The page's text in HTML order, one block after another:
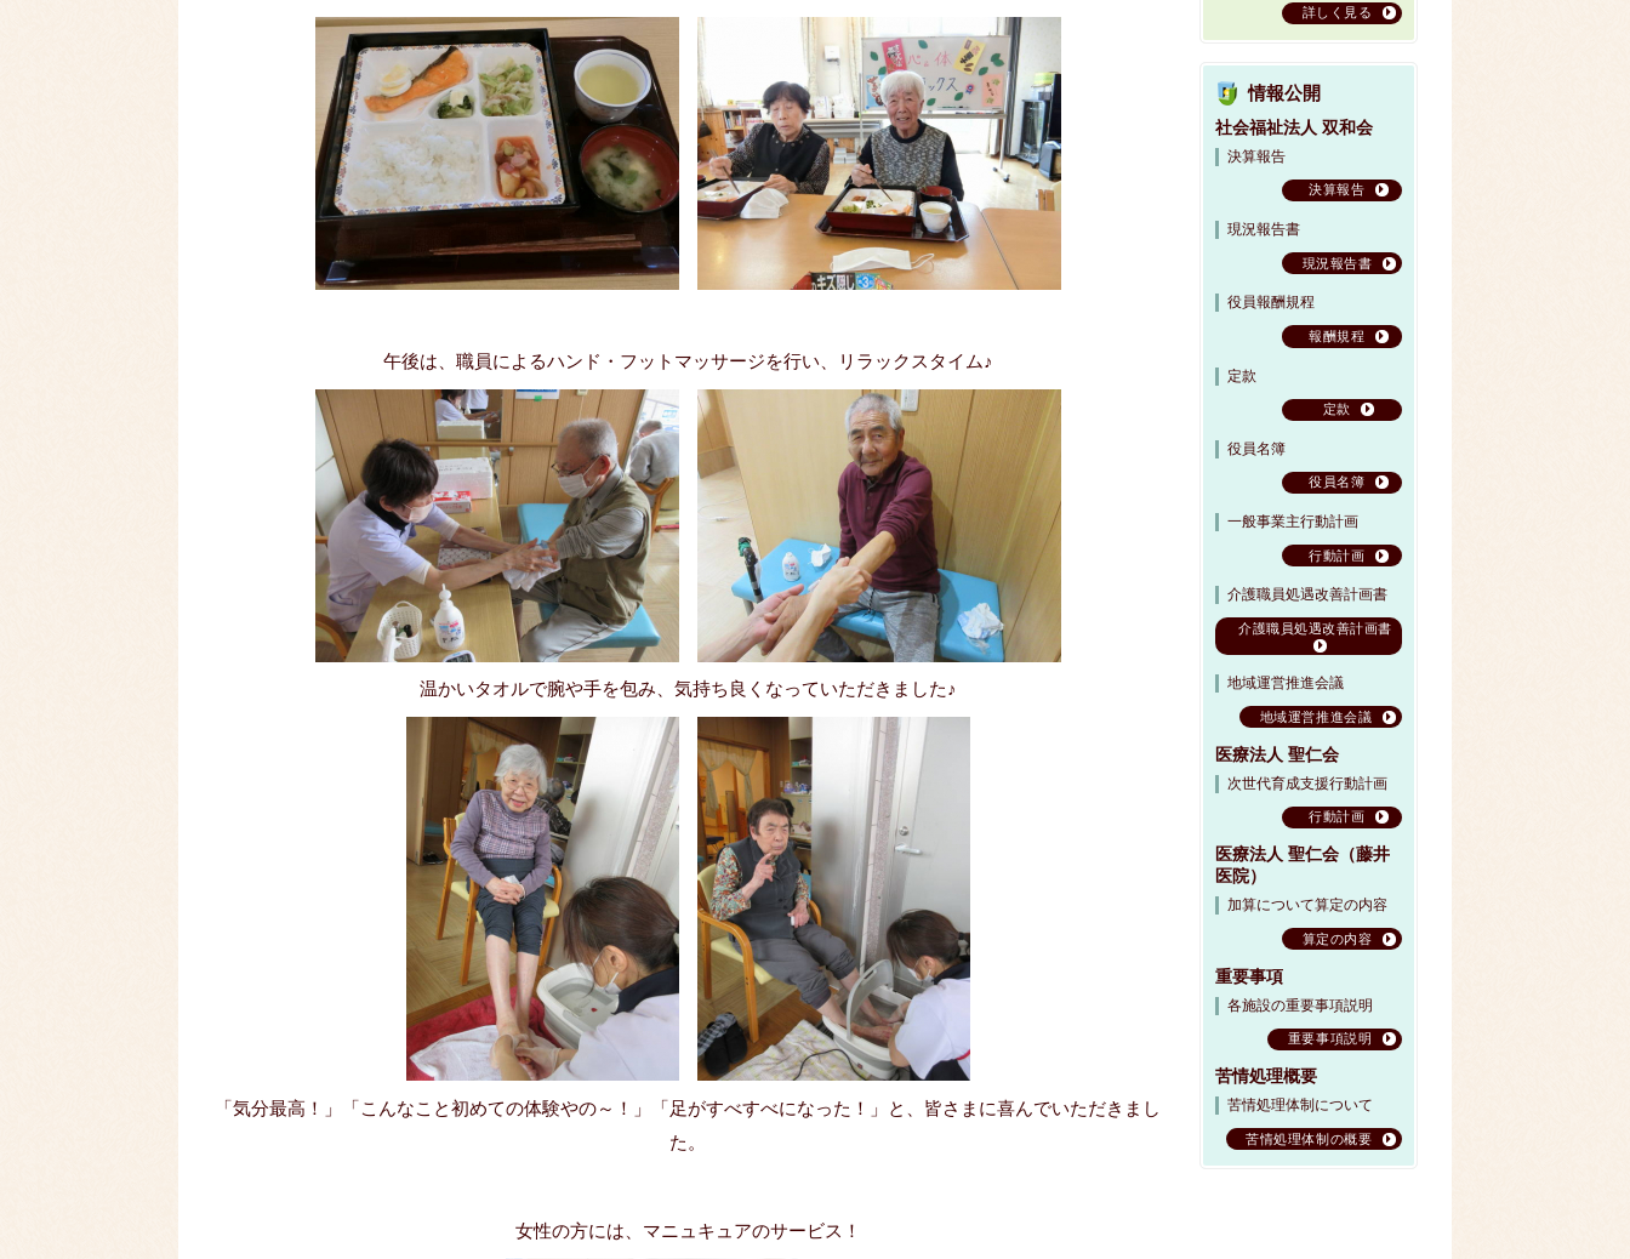
午後は、職員によるハンド・フットマッサージを行い、リラックスタイム♪
温かいタオルで腕や手を包み、気持ち良くなっていただきました♪
「気分最高！」「こんなこと初めての体験やの～！」「足がすべすべになった！」と、皆さまに喜んでいただきまし
た。
女性の方には、マニュキュアのサービス！
詳しく見る
情報公開
社会福祉法人 双和会
決算報告
決算報告
現況報告書
現況報告書
役員報酬規程
報酬規程
定款
定款
役員名簿
役員名簿
一般事業主行動計画
行動計画
介護職員処遇改善計画書
介護職員処遇改善計画書
地域運営推進会議
地域運営推進会議
医療法人 聖仁会
次世代育成支援行動計画
行動計画
医療法人 聖仁会（藤井
医院）
加算について算定の内容
算定の内容
重要事項
各施設の重要事項説明
重要事項説明
苦情処理概要
苦情処理体制について
苦情処理体制の概要